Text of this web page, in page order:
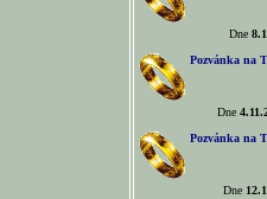
Dne
Pozvánka na
Dne
Pozvánka na
Dne